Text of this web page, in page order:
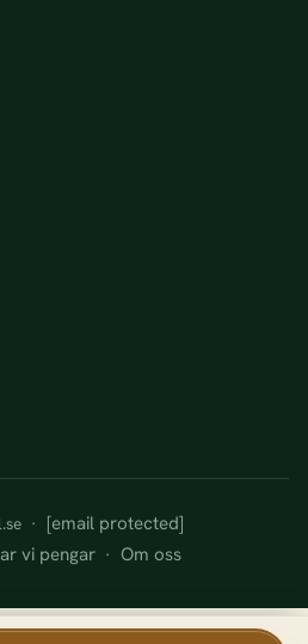
· [email protected]
vi pengar · Om oss